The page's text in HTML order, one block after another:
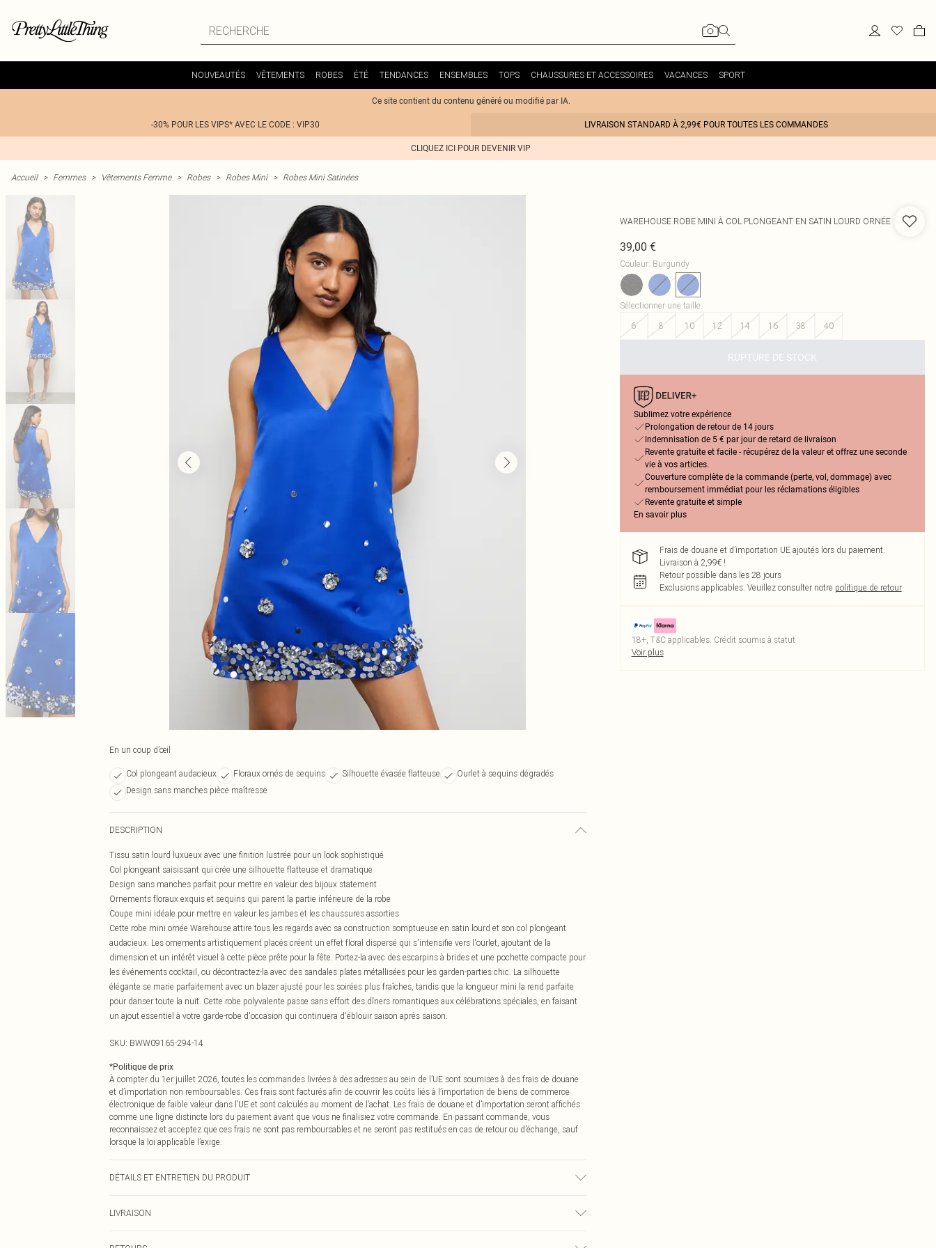
NOUVEAUTÉS VÊTEMENTS ROBES ÉTÉ TENDANCES ENSEMBLES TOPS CHAUSSURES ET ACCESSOIRES VACANCES SPORT
Ce site contient du contenu généré ou modifié par IA.
-30% POUR LES VIPS* AVEC LE CODE : VIP30 LIVRAISON STANDARD À 2,99€ POUR TOUTES LES COMMANDES
CLIQUEZ ICI POUR DEVENIR VIP
Accueil > Femmes > Vêtements Femme > Robes > Robes Mini > Robes Mini Satinées
En un coup d’œil
Col plongeant audacieux Floraux ornés de sequins Silhouette évasée flatteuse
Ourlet à sequins dégradés
Design sans manches pièce maîtresse
DESCRIPTION
Tissu satin lourd luxueux avec une finition lustrée pour un look sophistiqué
Col plongeant saisissant qui crée une silhouette flatteuse et dramatique
Design sans manches parfait pour mettre en valeur des bijoux statement
Ornements floraux exquis et sequins qui parent la partie inférieure de la robe
Coupe mini idéale pour mettre en valeur les jambes et les chaussures assorties
Cette robe mini ornée Warehouse attire tous les regards avec sa construction somptueuse en satin lourd et son col plongeant
audacieux. Les ornements artistiquement placés créent un effet floral dispersé qui s'intensifie vers l'ourlet, ajoutant de la
dimension et un intérêt visuel à cette pièce prête pour la fête. Portez-la avec des escarpins à brides et une pochette compacte pour
les événements cocktail, ou décontractez-la avec des sandales plates métallisées pour les garden-parties chic. La silhouette
élégante se marie parfaitement avec un blazer ajusté pour les soirées plus fraîches, tandis que la longueur mini la rend parfaite
pour danser toute la nuit. Cette robe polyvalente passe sans effort des dîners romantiques aux célébrations spéciales, en faisant
un ajout essentiel à votre garde-robe d'occasion qui continuera d'éblouir saison après saison.
SKU: BWW09165-294-14
*Politique de prix
À compter du 1er juillet 2026, toutes les commandes livrées à des adresses au sein de l’UE sont soumises à des frais de douane
et d’importation non remboursables. Ces frais sont facturés afin de couvrir les coûts liés à l’importation de biens de commerce
électronique de faible valeur dans l’UE et sont calculés au moment de l’achat. Les frais de douane et d’importation seront affichés
comme une ligne distincte lors du paiement avant que vous ne finalisiez votre commande. En passant commande, vous
reconnaissez et acceptez que ces frais ne sont pas remboursables et ne seront pas restitués en cas de retour ou d’échange, sauf
lorsque la loi applicable l’exige.
DÉTAILS ET ENTRETIEN DU PRODUIT
5'9.
LIVRAISON
WAREHOUSE ROBE MINI À COL PLONGEANT EN SATIN LOURD ORNÉE
39,00 €
Couleur: Burgundy
Sélectionner une taille:
6
8 10 12 14 16 38 40
RUPTURE DE STOCK
Sublimez votre expérience
Prolongation de retour de 14 jours
Indemnisation de 5 € par jour de retard de livraison
Revente gratuite et facile - récupérez de la valeur et offrez une seconde
vie à vos articles.
Couverture complète de la commande (perte, vol, dommage) avec
remboursement immédiat pour les réclamations éligibles
Revente gratuite et simple
En savoir plus
Frais de douane et d’importation UE ajoutés lors du paiement.
Livraison à 2,99€ !
Retour possible dans les 28 jours
Exclusions applicables. Veuillez consulter notre politique de retour
18+, T&C applicables. Crédit soumis à statut
Voir plus